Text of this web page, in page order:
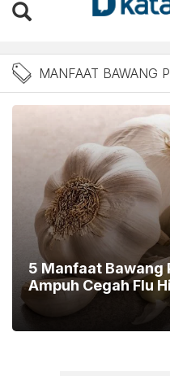
BeritaMANFAAT BAWANG
5 Manfaat Bawang
Ampuh Cegah Flu